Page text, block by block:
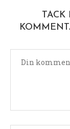
TACK